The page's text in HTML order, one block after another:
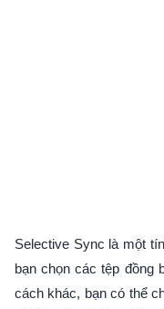
Selective Sync là một
bạn chọn các tệp đồng
cách khác, bạn có thể